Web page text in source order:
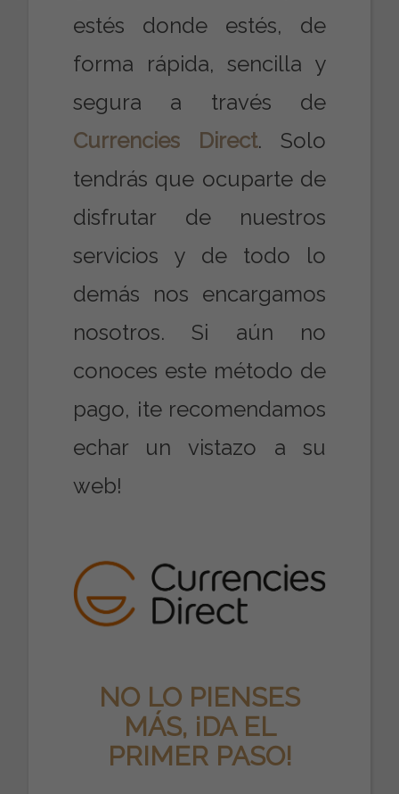
estés donde estés, de
forma rápida, sencilla y
segura a través de
Currencies Direct. Solo
tendrás que ocuparte de
disfrutar de nuestros
servicios y de todo lo
demás nos encargamos
nosotros. Si aún no
conoces este método de
pago, ¡te recomendamos
echar un vistazo a su
web!
NO LO PIENSES
MÁS, ¡DA EL
PRIMER PASO!